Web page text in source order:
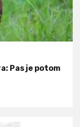
Pas je potom